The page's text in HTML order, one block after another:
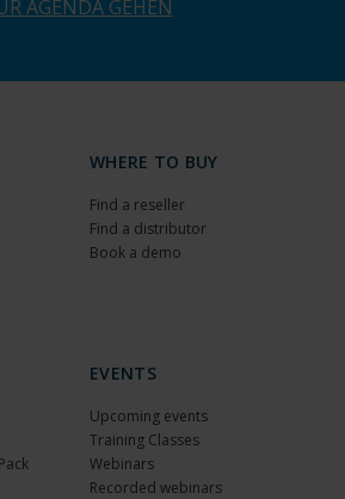
AGENDA GEHEN
WHERE TO BUY
Find a reseller
Find a distributor
Book a demo
EVENTS
Upcoming events
Training Classes
Webinars
Recorded webinars